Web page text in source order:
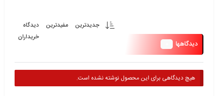
دیدگاهها
جدیدترین مفیدترین
دیدگاه
خریداران
هیچ دیدگاهی برای این محصول نوشته نشده است.